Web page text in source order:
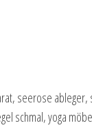
seerose ableger,
schmal, yoga